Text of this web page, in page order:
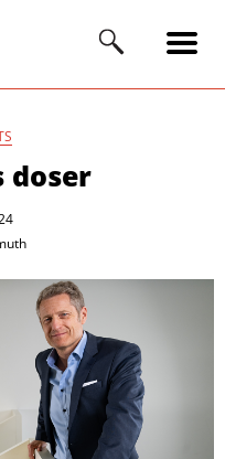
doser